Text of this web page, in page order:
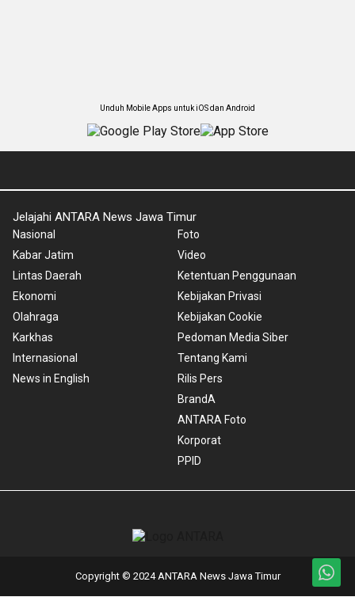
Unduh Mobile Apps untuk iOS dan Android
Jelajahi ANTARA News Jawa Timur
Nasional
Kabar Jatim
Lintas Daerah
Ekonomi
Olahraga
Karkhas
Internasional
News in English
Foto
Video
Ketentuan Penggunaan
Kebijakan Privasi
Kebijakan Cookie
Pedoman Media Siber
Tentang Kami
Rilis Pers
BrandA
ANTARA Foto
Korporat
PPID
Copyright © 2024 ANTARA News Jawa Timur